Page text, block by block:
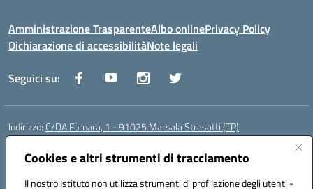
Cookies e altri strumenti di tracciamento
Il nostro Istituto non utilizza strumenti di profilazione degli utenti -
Amministrazione TrasparenteAlbo onlinePrivacy Policy
Dichiarazione di accessibilitàNote legali
Seguici su:
Indirizzo: C/DA Fornara, 1 - 91025 Marsala Strasatti (TP)
Centralino:
Posta elettronica certificata (PEC):tpic81600v@pec.istruzione.it
Codice fiscale: 82006360810